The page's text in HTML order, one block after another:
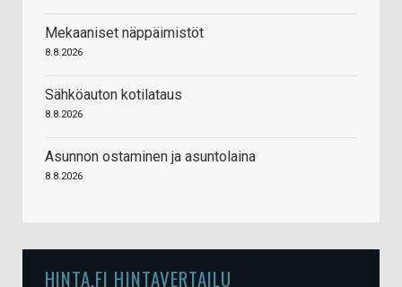
Mekaaniset näppäimistöt
8.8.2026
Sähköauton kotilataus
8.8.2026
Asunnon ostaminen ja asuntolaina
8.8.2026
HINTA.FI HINTAVERTAILU